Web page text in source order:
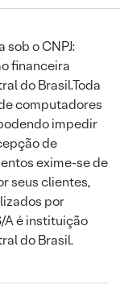
o CNPJ:
financeira
do Brasil.Toda
computadores
impedir
de
exime-se de
seus clientes,
por
A é instituição
do Brasil.